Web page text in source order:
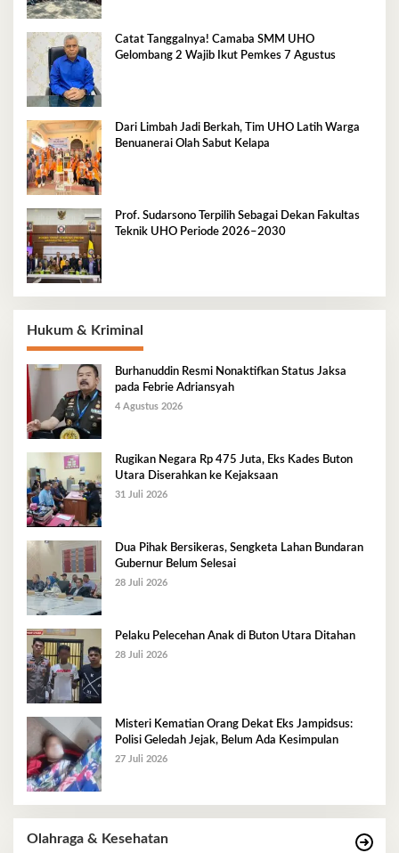
Catat Tanggalnya! Camaba SMM UHO
Gelombang 2 Wajib Ikut Pemkes 7 Agustus
Dari Limbah Jadi Berkah, Tim UHO Latih Warga
Benuanerai Olah Sabut Kelapa
Prof. Sudarsono Terpilih Sebagai Dekan Fakultas
Teknik UHO Periode 2026–2030
Hukum & Kriminal
Burhanuddin Resmi Nonaktifkan Status Jaksa
pada Febrie Adriansyah
4 Agustus 2026
Rugikan Negara Rp 475 Juta, Eks Kades Buton
Utara Diserahkan ke Kejaksaan
31 Juli 2026
Dua Pihak Bersikeras, Sengketa Lahan Bundaran
Gubernur Belum Selesai
28 Juli 2026
Pelaku Pelecehan Anak di Buton Utara Ditahan
28 Juli 2026
Misteri Kematian Orang Dekat Eks Jampidsus:
Polisi Geledah Jejak, Belum Ada Kesimpulan
27 Juli 2026
Olahraga & Kesehatan